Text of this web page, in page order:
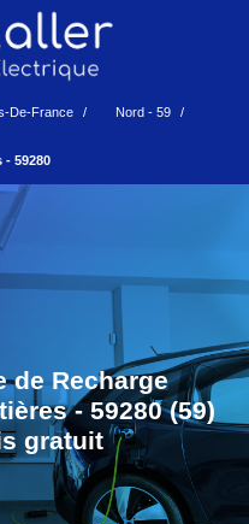
De-France Nord - 59
- 59280
de Recharge
- 59280 (59)
gratuit